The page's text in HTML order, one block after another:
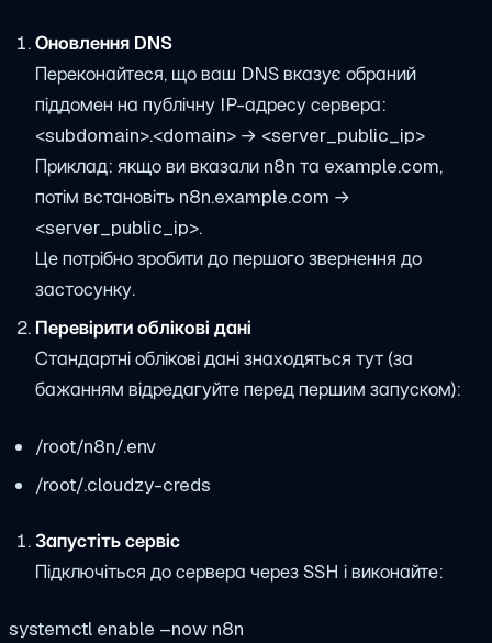
Оновлення DNS
Переконайтеся, що ваш DNS вказує обраний
піддомен на публічну IP-адресу сервера:
<subdomain>.<domain> → <server_public_ip>
Приклад: якщо ви вказали n8n та example.com,
потім встановіть n8n.example.com →
<server_public_ip>.
Це потрібно зробити до першого звернення до
застосунку.
Перевірити облікові дані
Стандартні облікові дані знаходяться тут (за
бажанням відредагуйте перед першим запуском):
/root/n8n/.env
/root/.cloudzy-creds
Запустіть сервіс
Підключіться до сервера через SSH і виконайте:
systemctl enable –now n8n